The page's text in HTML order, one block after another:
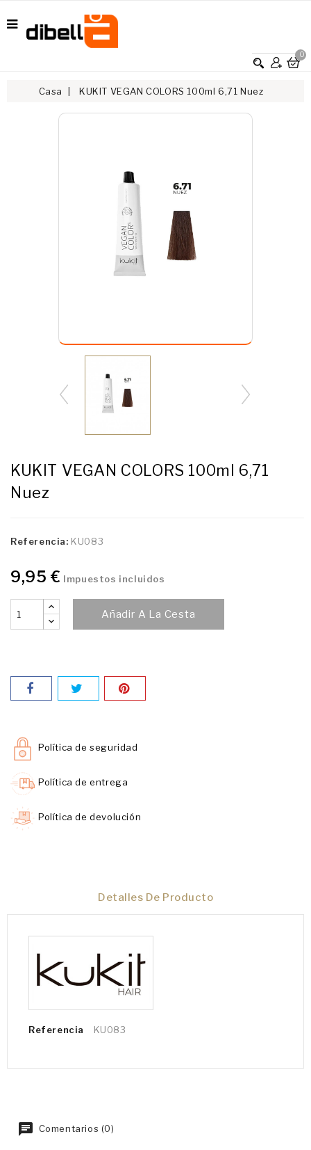
0
Casa KUKIT VEGAN COLORS 100ml 6,71 Nuez
KUKIT VEGAN COLORS 100ml 6,71
Nuez
Referencia: KU083
9,95 € Impuestos incluidos
Añadir A La Cesta
Política de seguridad
Política de entrega
Política de devolución
Detalles De Producto
Referencia KU083
Comentarios (0)